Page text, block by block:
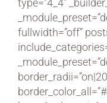
type=”4_4″
fullwidth=”off”